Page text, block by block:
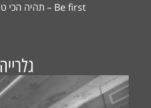
Be first – תהיה הכי טוב שאתה יכול!
גלרייה